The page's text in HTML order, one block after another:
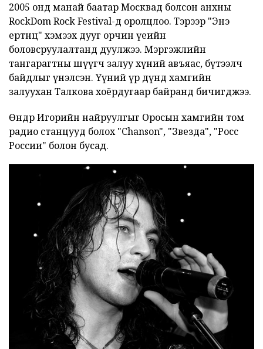
2005 онд манай баатар Москвад болсон анхны
RockDom Rock Festival-д оролцлоо. Тэрээр "Энэ
ертөнц" хэмээх дууг орчин үеийн
боловсруулалтанд дуулжээ. Мэргэжлийн
тангарагтны шүүгч залуу хүний авъяас, бүтээлч
байдлыг үнэлсэн. Үүний үр дүнд хамгийн
залуухан Талкова хоёрдугаар байранд бичигджээ.
Өнөөдөр Игорийн найруулгыг Оросын хамгийн том
радио станцууд болох "Chanson", "Звезда", "Росс
России" болон бусад.